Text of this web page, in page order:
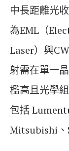
中長距離光
為EML（
Laser）與
射需在單一
檻高且光學
包括
Mitsubishi、